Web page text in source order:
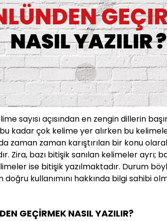
sayısı açısından en zengin dillerin
kadar çok kelime yer alırken bu
zaman zaman karıştırılan bir konu
Zira, bazı bitişik sanılan kelimeler ayrı;
ise bitişik yazılmaktadır. Durum
doğru kullanımını hakkında bilgi sahibi
GEÇİRMEK NASIL YAZILIR?